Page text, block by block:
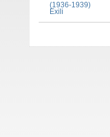
(1936-1939)
Exili